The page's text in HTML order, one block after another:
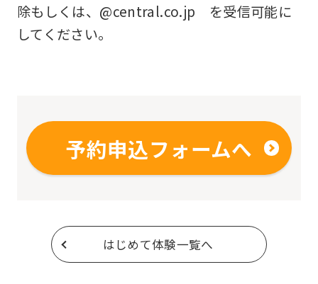
除もしくは、@central.co.jp を受信可能に
してください。
予約申込フォームへ
はじめて体験一覧へ